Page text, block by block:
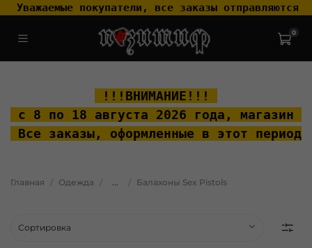
Уважаемые покупатели, все заказы отправляются
0
!!!ВНИМАНИЕ!!!
с 8 по 18 августа 2026 года, магазин
Все заказы, оформленные в этот
Главная Одежда Балахоны Sex Pistols